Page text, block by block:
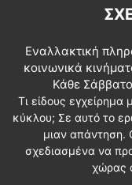
Εναλλακτική
κοινωνικά
Κάθε
Τι είδους εγχείρημα
κύκλου; Σε αυτό το
μιαν απάντηση.
σχεδιασμένα να
χώρας